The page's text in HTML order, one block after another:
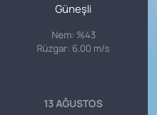
Güneşli
Nem: %43
Rüzgar: 6.00 m/s
13 AĞUSTOS